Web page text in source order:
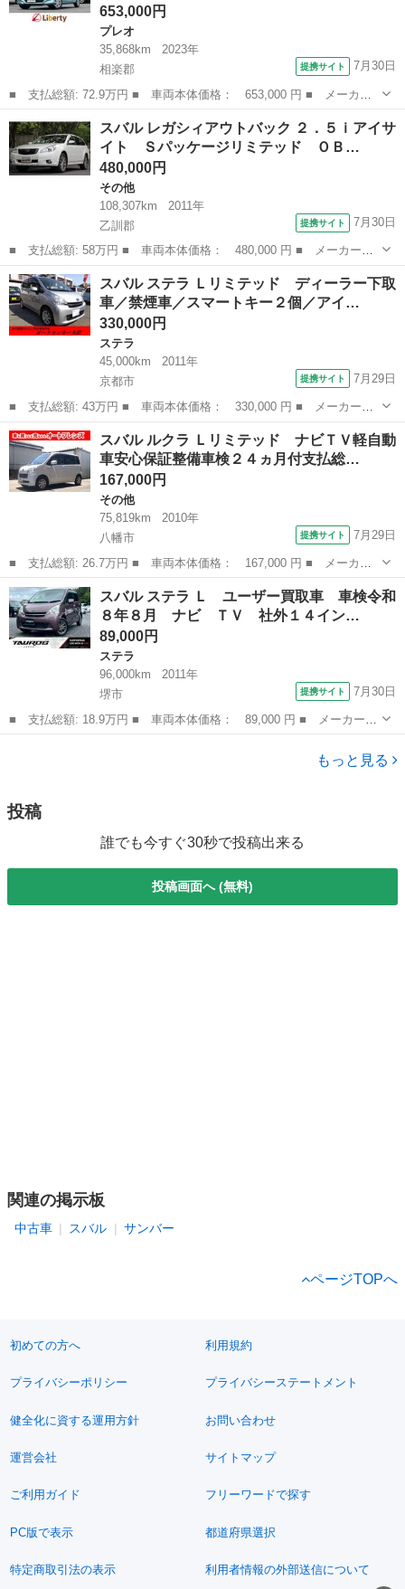
653,000円
プレオ
35,868km
2023年
相楽郡
提携サイト 7月30日
■ 支払総額: 72.9万円 ■ 車両本体価格： 653,000 円 ■ メーカー
名： スバル ■ 車種名： プレオプラス ■ グレード名： Ｌ Ｅ
ＴＣ バックカメラ ナビ クリアランスソナー 衝突被害軽減シス
テム オート...
京都 相楽郡
スバル レガシィアウトバック ２．５ｉアイサ
イト Ｓパッケージリミテッド ＯＢ…
480,000円
その他
108,307km
2011年
乙訓郡
提携サイト 7月30日
■ 支払総額: 58万円 ■ 車両本体価格： 480,000 円 ■ メーカー
名： スバル ■ 車種名： レガシィアウトバック ■ グレード
名： ２．５ｉアイサイト Ｓパッケージリミテッド ＯＢＤ診断
済 後期型ヘッドライト...
京都 乙訓郡 その他
スバル ステラ Ｌリミテッド ディーラー下取
車／禁煙車／スマートキー２個／アイ…
330,000円
ステラ
45,000km
2011年
京都市
提携サイト 7月29日
■ 支払総額: 43万円 ■ 車両本体価格： 330,000 円 ■ メーカー
名： スバル ■ 車種名： ステラ ■ グレード名： Ｌリミテッ
ド ディーラー下取車／禁煙車／スマートキー２個／アイドリングス
トップ／ＥＴＣ／Ｃ...
京都 京都市
スバル ルクラ Ｌリミテッド ナビＴＶ軽自動
車安心保証整備車検２４ヵ月付支払総…
167,000円
その他
75,819km
2010年
八幡市
提携サイト 7月29日
■ 支払総額: 26.7万円 ■ 車両本体価格： 167,000 円 ■ メーカー
名： スバル ■ 車種名： ルクラ ■ グレード名： Ｌリミテッ
ド ナビＴＶ軽自動車安心保証整備車検２４ヵ月付支払総額￥２６
７，０００－ メ...
京都 八幡市
スバル ステラ Ｌ ユーザー買取車 車検令和
８年８月 ナビ ＴＶ 社外１４イン…
89,000円
ステラ
96,000km
2011年
堺市
提携サイト 7月30日
■ 支払総額: 18.9万円 ■ 車両本体価格： 89,000 円 ■ メーカー
名： スバル ■ 車種名： ステラ ■ グレード名： Ｌ ユーザー
買取車 車検令和８年８月 ナビ ＴＶ 社外１４インチアルミホイ
もっと見る
投稿
誰でも今すぐ30秒で投稿出来る
投稿画面へ (無料)
関連の掲示板
中古車 スバル サンバー
ページTOPへ
初めての方へ 利用規約
プライバシーポリシー プライバシーステートメント
健全化に資する運用方針 お問い合わせ
運営会社 サイトマップ
ご利用ガイド フリーワードで探す
PC版で表示 都道府県選択
特定商取引法の表示 利用者情報の外部送信について